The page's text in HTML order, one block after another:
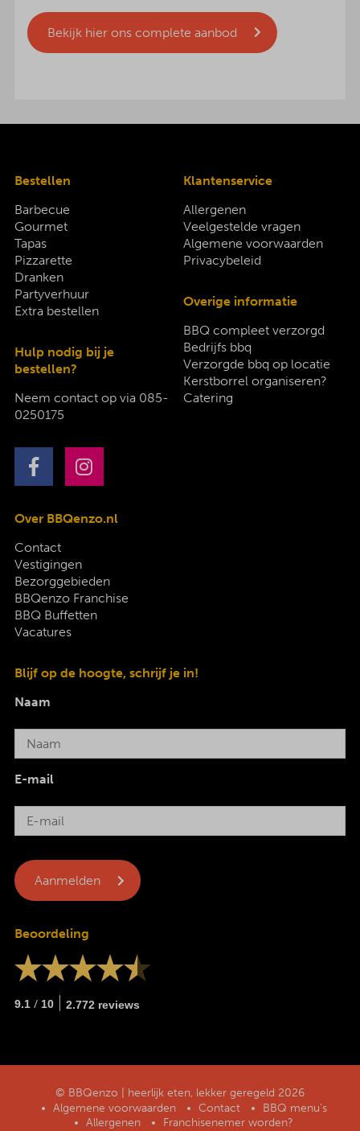
Bekijk hier ons complete aanbod
Bestellen
Barbecue
Gourmet
Tapas
Pizzarette
Dranken
Partyverhuur
Extra bestellen
Hulp nodig bij je
bestellen?
Neem contact op via 085-
0250175
Klantenservice
Allergenen
Veelgestelde vragen
Algemene voorwaarden
Privacybeleid
Overige informatie
BBQ compleet verzorgd
Bedrijfs bbq
Verzorgde bbq op locatie
Kerstborrel organiseren?
Catering
Over BBQenzo.nl
Contact
Vestigingen
Bezorggebieden
BBQenzo Franchise
BBQ Buffetten
Vacatures
Blijf op de hoogte, schrijf je in!
Naam
E-mail
Beoordeling
9.1 / 10 2.772 reviews
© BBQenzo | heerlijk eten, lekker geregeld 2026
Algemene voorwaarden
Contact
BBQ menu’s
Allergenen
Franchisenemer worden?